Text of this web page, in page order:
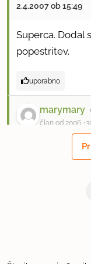
2.4.2007 ob 15:49
Superca. Dodal
popestritev.
uporabno
marymary
član od 2006
16.12.2007 ob 14:42
minutah!